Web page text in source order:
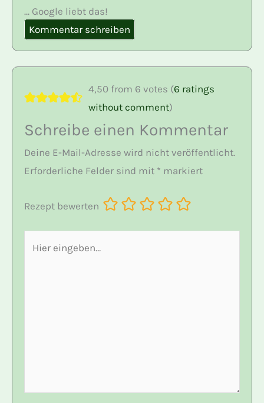
... Google liebt das!
Kommentar schreiben
4,50 from 6 votes (6 ratings
without comment)
Schreibe einen Kommentar
Deine E-Mail-Adresse wird nicht veröffentlicht.
Erforderliche Felder sind mit * markiert
Rezept bewerten
eingeben…